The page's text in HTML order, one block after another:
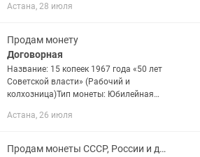
рубля одна штука.
Астана, 28 июля
Продам монету
Договорная
Название: 15 копеек 1967 года «50 лет
Советской власти» (Рабочий и
колхозница)Тип монеты: Юбилейная
сплав (нейзильбер)Состояние: Из
Астана, 26 июля
Продам монеты СССР, России и другие